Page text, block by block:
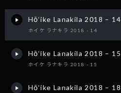
Hō‘ike Lanakila 2018 – 14
ホイケ ラナキラ 2018 - 14
Hō‘ike Lanakila 2018 – 15
ホイケ ラナキラ 2018 - 15
Hō‘ike Lanakila 2018 – 18